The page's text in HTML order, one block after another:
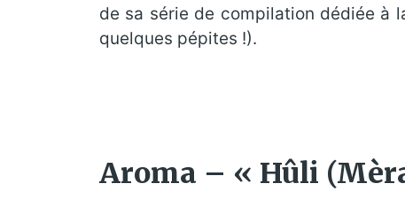
de sa série de compilation dédiée à
quelques pépites !).
Aroma – « Hûli